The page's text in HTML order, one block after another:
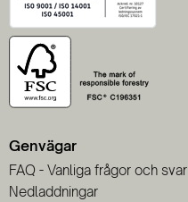
Genvägar
FAQ - Vanliga frågor och svar
Nedladdningar